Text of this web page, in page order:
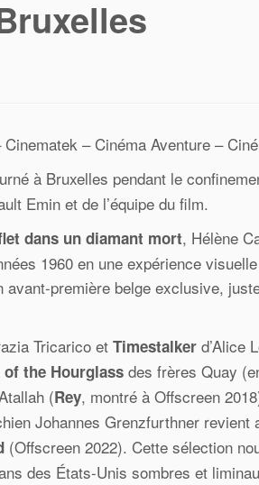
– Cinéma Aventure –
à Bruxelles pendant le
Emin et de l’équipe du film.
dans un diamant mort, Hélène
1960 en une expérience
première belge exclusive,
Tricarico et Timestalker d’Alice
the Hourglass des frères Quay
(Rey, montré à Offscreen
Johannes Grenzfurthner revient
(Offscreen 2022). Cette sélection
des États-Unis sombres et